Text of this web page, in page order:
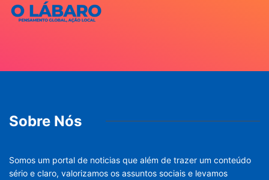
Sobre Nós
Somos um portal de noticias que além de trazer um conteúdo
sério e claro, valorizamos os assuntos sociais e levamos